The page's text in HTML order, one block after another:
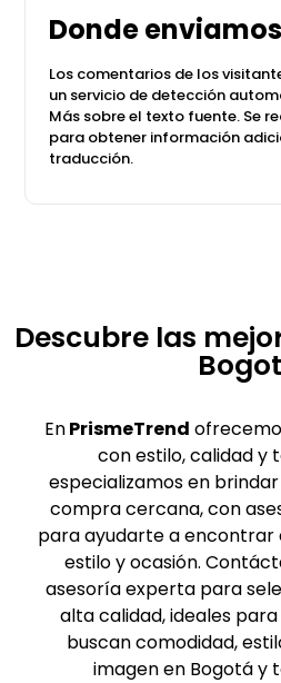
Donde
Los comentarios de los
un servicio de detección
Más sobre el texto fuente. Se
para obtener información
traducción.
Descubre las
EnPrismeTrend
con estilo, calidad y
especializamos en
compra cercana, con
para ayudarte a encontrar
estilo y ocasión.
asesoría experta para
alta calidad, ideales
buscan comodidad,
imagen en Bogotá y